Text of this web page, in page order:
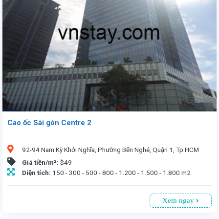
Cao ốc Sài gòn Centre 2
92-94 Nam Kỳ Khởi Nghĩa, Phường Bến Nghé, Quận 1, Tp.HCM
Giá tiền/m²: $49
Diện tích: 150 - 300 - 500 - 800 - 1.200 - 1.500 - 1.800 m2
Xem ngay